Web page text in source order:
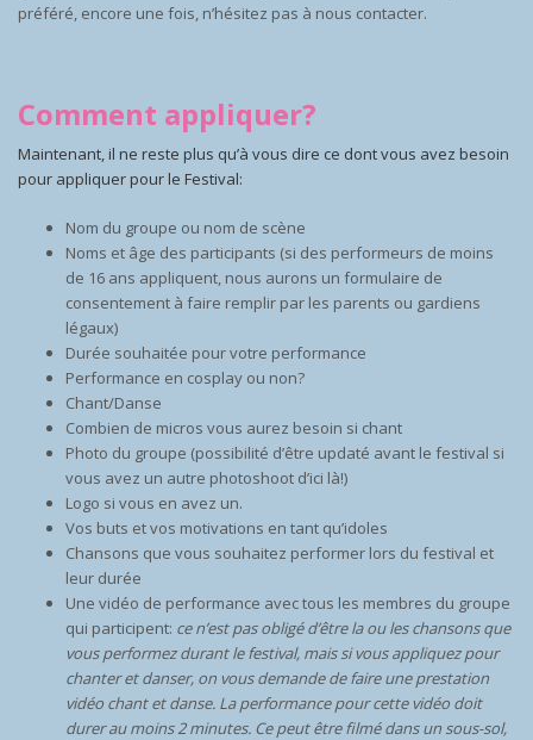
préféré, encore une fois, n’hésitez pas à nous contacter.
Comment appliquer?
Maintenant, il ne reste plus qu’à vous dire ce dont vous avez besoin
pour appliquer pour le Festival:
Nom du groupe ou nom de scène
Noms et âge des participants (si des performeurs de moins
de 16 ans appliquent, nous aurons un formulaire de
consentement à faire remplir par les parents ou gardiens
légaux)
Durée souhaitée pour votre performance
Performance en cosplay ou non?
Chant/Danse
Combien de micros vous aurez besoin si chant
Photo du groupe (possibilité d’être updaté avant le festival si
vous avez un autre photoshoot d’ici là!)
Logo si vous en avez un.
Vos buts et vos motivations en tant qu’idoles
Chansons que vous souhaitez performer lors du festival et
leur durée
Une vidéo de performance avec tous les membres du groupe
qui participent: ce n’est pas obligé d’être la ou les chansons que
vous performez durant le festival, mais si vous appliquez pour
chanter et danser, on vous demande de faire une prestation
vidéo chant et danse. La performance pour cette vidéo doit
durer au moins 2 minutes. Ce peut être filmé dans un sous-sol,